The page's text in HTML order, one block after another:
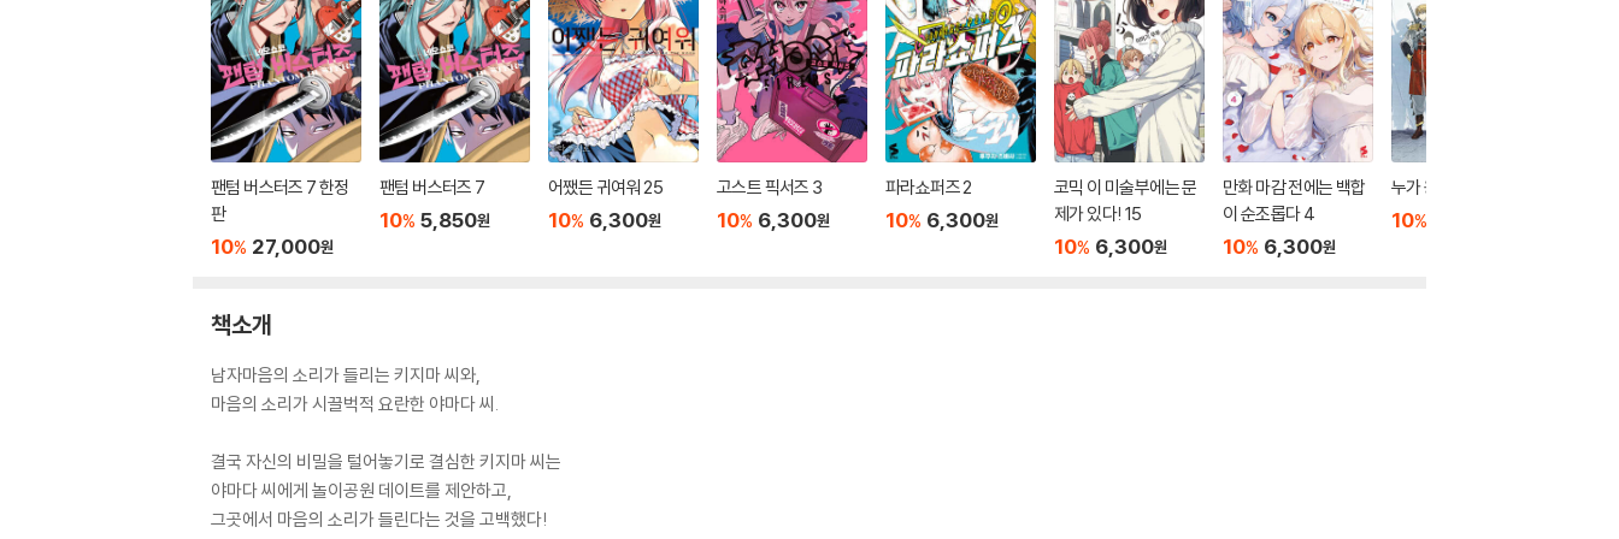
팬텀 버스터즈 7 한정
판
10% 27,000원
팬텀 버스터즈 7
10% 5,850원
어쨌든 귀여워 25
10% 6,300원
고스트 픽서즈 3
10% 6,300원
파라쇼퍼즈 2
10% 6,300원
코믹 이 미술부에는 문
제가 있다! 15
10% 6,300원
만화 마감 전에는 백합
이 순조롭다 4
10% 6,300원
누가 용사를 죽였는가 1
10%
책소개
남자마음의 소리가 들리는 키지마 씨와,
마음의 소리가 시끌벅적 요란한 야마다 씨.
결국 자신의 비밀을 털어놓기로 결심한 키지마 씨는
야마다 씨에게 놀이공원 데이트를 제안하고,
그곳에서 마음의 소리가 들린다는 것을 고백했다!